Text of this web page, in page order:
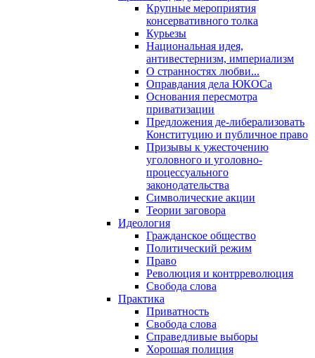
Крупные мероприятия
консервативного толка
Курьезы
Национальная идея,
антивестернизм, империализм
О странностях любви...
Оправдания дела ЮКОСа
Основания пересмотра
приватизации
Предложения де-либерализовать
Конституцию и публичное право
Призывы к ужесточению
уголовного и уголовно-
процессуального
законодательства
Символические акции
Теории заговора
Идеология
Гражданское общество
Политический режим
Право
Революция и контрреволюция
Свобода слова
Практика
Приватность
Свобода слова
Справедливые выборы
Хорошая полиция